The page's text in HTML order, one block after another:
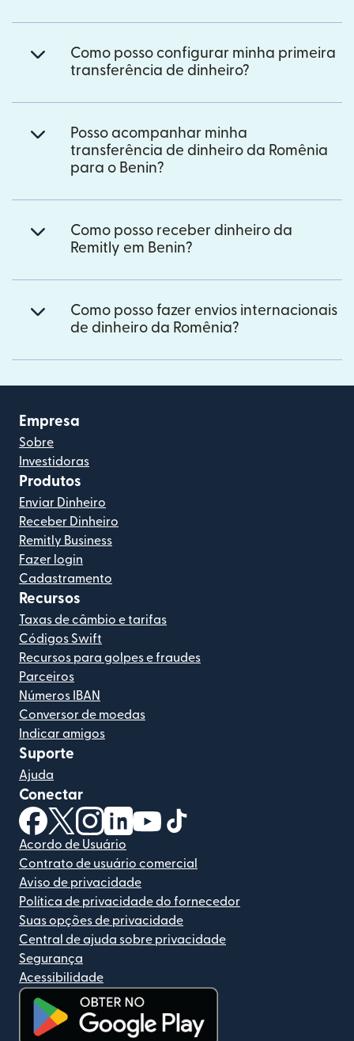
Como posso configurar minha primeira
transferência de dinheiro?
Posso acompanhar minha
transferência de dinheiro da Romênia
para o Benin?
Como posso receber dinheiro da
Remitly em Benin?
Como posso fazer envios internacionais
de dinheiro da Romênia?
Empresa
Sobre
Investidoras
Produtos
Enviar Dinheiro
Receber Dinheiro
Remitly Business
Fazer login
Cadastramento
Recursos
Taxas de câmbio e tarifas
Códigos Swift
Recursos para golpes e fraudes
Parceiros
Números IBAN
Conversor de moedas
Indicar amigos
Suporte
Ajuda
Conectar
(abre em uma nova janela)
(abre em uma nova janela)
(abre em uma nova janela)
(abre em uma nova janela)
(abre em uma nova janela)
Acordo de Usuário
Contrato de usuário comercial
Aviso de privacidade
Política de privacidade do fornecedor
Suas opções de privacidade
Central de ajuda sobre privacidade
Segurança
Acessibilidade